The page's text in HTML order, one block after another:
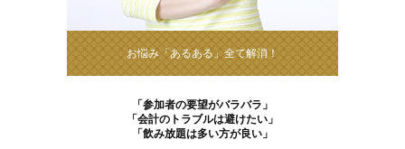
お悩み「あるある」全て解消！
「参加者の要望がバラバラ」
「会計のトラブルは避けたい」
「飲み放題は多い方が良い」